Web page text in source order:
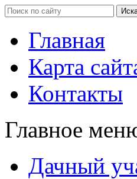
Главная
Карта
Контакты
Главное
Дачный